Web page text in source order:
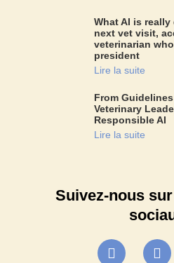
What AI is really
next vet visit,
veterinarian who
president
Lire la suite
From
Veterinary
Responsible AI
Lire la suite
Suivez-nous